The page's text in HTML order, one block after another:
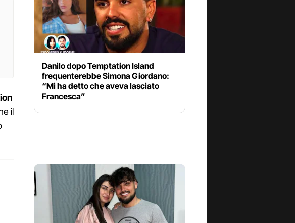
il
Danilo dopo Temptation Island
frequenterebbe Simona Giordano:
“Mi ha detto che aveva lasciato
Francesca”